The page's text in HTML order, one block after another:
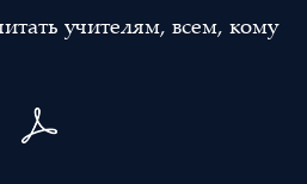
учителям, всем, кому